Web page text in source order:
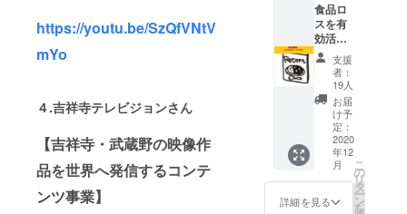
https://youtu.be/SzQfVNtV
mYo
４.吉祥寺テレビジョンさん
【吉祥寺・武蔵野の映像作
品を世界へ発信するコンテ
ンツ事業】
食品ロ
スを有
効活用
したレ
トルト
カレー
を開発
しま
す。ご
支援頂
いた方
には、
レトル
トカ
支援
者：
19人
お届
け予
定：
2020
年12
月
詳細を見る
こ
の
リ
タ
ー
ン
を